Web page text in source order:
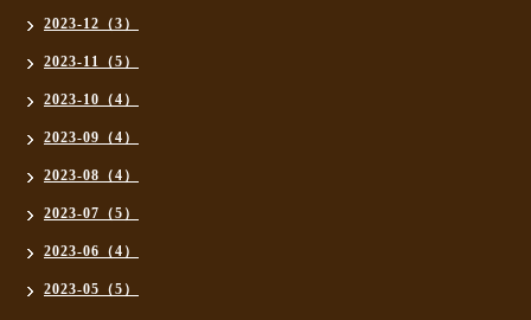
2023-12（3）
2023-11（5）
2023-10（4）
2023-09（4）
2023-08（4）
2023-07（5）
2023-06（4）
2023-05（5）